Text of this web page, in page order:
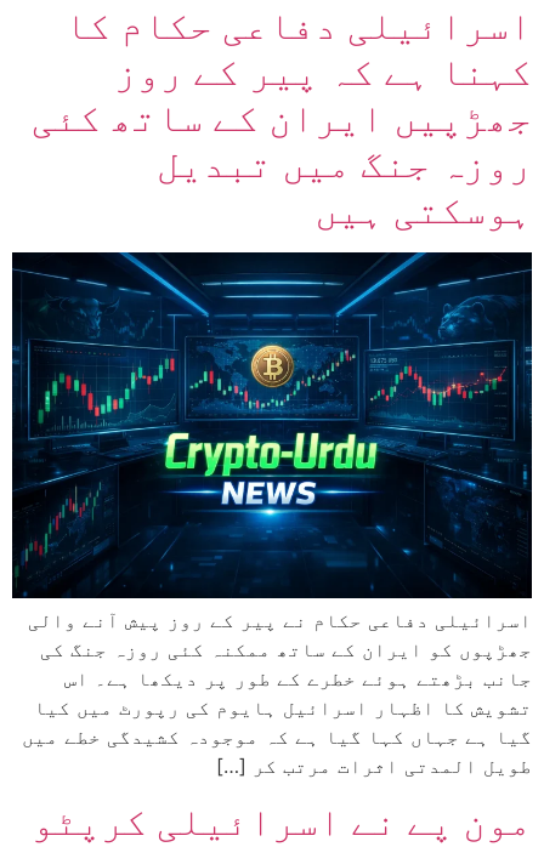
اسرائیلی دفاعی حکام کا
کہنا ہے کہ پیر کے روز
جھڑپیں ایران کے ساتھ کئی
روزہ جنگ میں تبدیل
ہوسکتی ہیں
اسرائیلی دفاعی حکام نے پیر کے روز پیش آنے والی
جھڑپوں کو ایران کے ساتھ ممکنہ کئی روزہ جنگ کی
جانب بڑھتے ہوئے خطرے کے طور پر دیکھا ہے۔ اس
تشویش کا اظہار اسرائیل ہایوم کی رپورٹ میں کیا
گیا ہے جہاں کہا گیا ہے کہ موجودہ کشیدگی خطے میں
طویل المدتی اثرات مرتب کر […]
مون پے نے اسرائیلی کرپٹو